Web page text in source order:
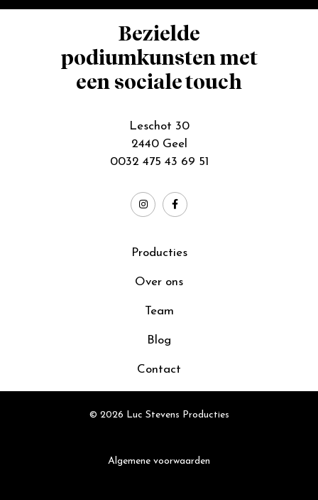
Bezielde
podiumkunsten met
een sociale touch
Leschot 30
2440 Geel
0032 475 43 69 51
Producties
Over ons
Team
Blog
Contact
© 2026 Luc Stevens Producties
Algemene voorwaarden